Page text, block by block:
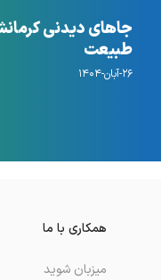
جاهای دیدنی
طبیعت
۲۶-آبان-۱۴۰۴
همکاری با ما
میزبان شوید